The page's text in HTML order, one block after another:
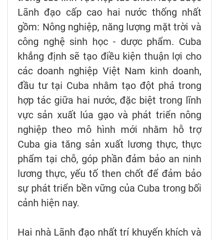
Lãnh đạo cấp cao hai nước thống nhất
gồm: Nông nghiệp, năng lượng mặt trời và
công nghệ sinh học - dược phẩm. Cuba
khẳng định sẽ tạo điều kiện thuận lợi cho
các doanh nghiệp Việt Nam kinh doanh,
đầu tư tại Cuba nhằm tạo đột phá trong
hợp tác giữa hai nước, đặc biệt trong lĩnh
vực sản xuất lúa gạo và phát triển nông
nghiệp theo mô hình mới nhằm hỗ trợ
Cuba gia tăng sản xuất lương thực, thực
phẩm tại chỗ, góp phần đảm bảo an ninh
lương thực, yếu tố then chốt để đảm bảo
sự phát triển bền vững của Cuba trong bối
cảnh hiện nay.
Hai nhà Lãnh đạo nhất trí khuyến khích và